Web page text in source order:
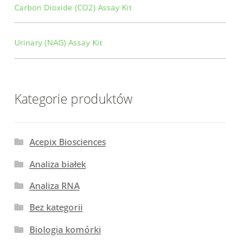
Carbon Dioxide (CO2) Assay Kit
Urinary (NAG) Assay Kit
Kategorie produktów
Acepix Biosciences
Analiza białek
Analiza RNA
Bez kategorii
Biologia komórki